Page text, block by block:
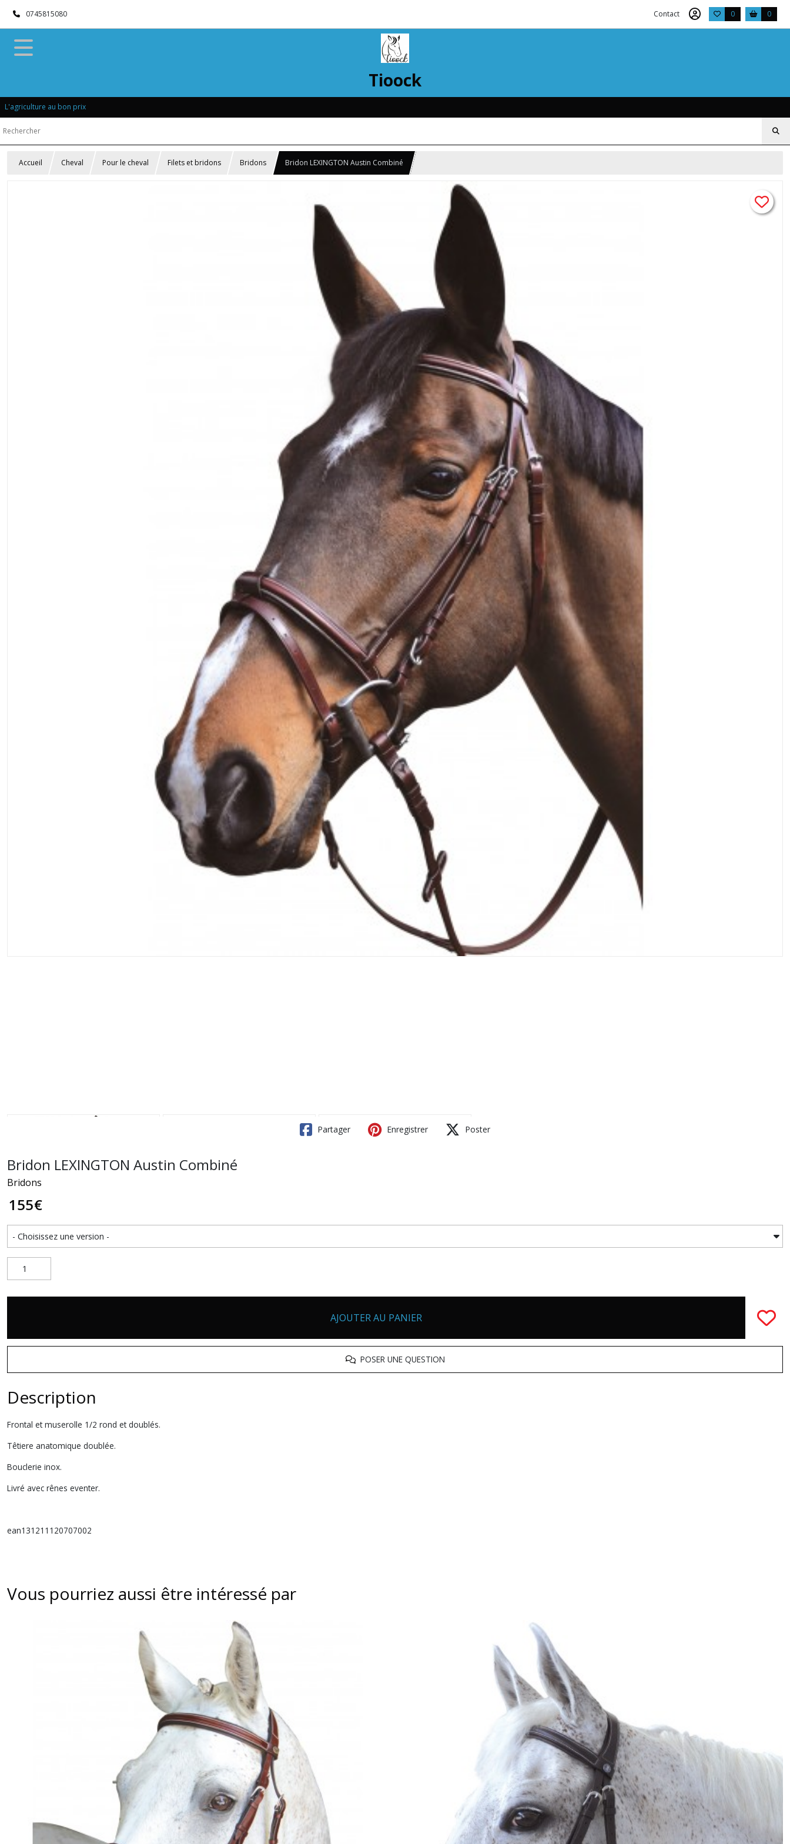
0745815080 Contact 0 0
Tioock
L'agriculture au bon prix
Accueil Cheval Pour le cheval Filets et bridons Bridons Bridon LEXINGTON Austin Combiné
Partager Enregistrer Poster
Bridon LEXINGTON Austin Combiné
Bridons
155€
AJOUTER AU PANIER
POSER UNE QUESTION
Description
Frontal et muserolle 1/2 rond et doublés.
Têtiere anatomique doublée.
Bouclerie inox.
Livré avec rênes eventer.
ean131211120707002
Vous pourriez aussi être intéressé par